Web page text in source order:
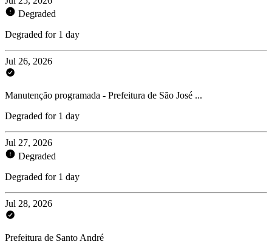
Degraded
Degraded for 1 day
Jul 26, 2026
Manutenção programada - Prefeitura de São José ...
Degraded for 1 day
Jul 27, 2026
Degraded
Degraded for 1 day
Jul 28, 2026
Prefeitura de Santo André